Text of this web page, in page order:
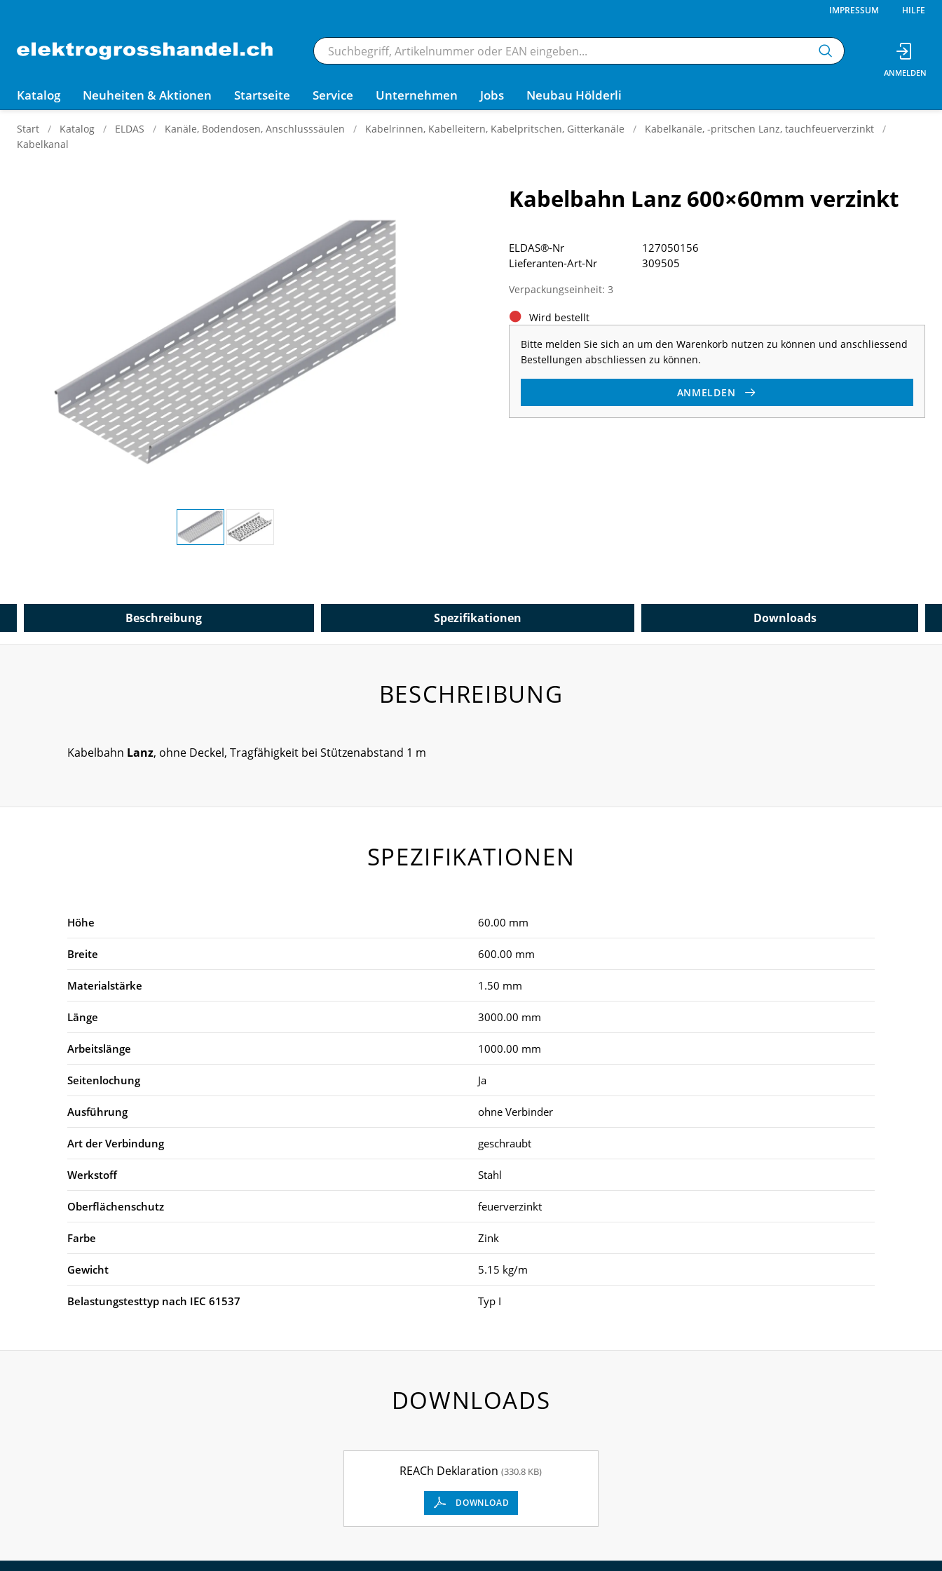
IMPRESSUM HILFE
Katalog Neuheiten & Aktionen Startseite Service Unternehmen Jobs Neubau Hölderli
Start Katalog ELDAS Kanäle, Bodendosen, Anschlusssäulen Kabelrinnen, Kabelleitern, Kabelpritschen, Gitterkanäle
Kabelkanäle, -pritschen Lanz, tauchfeuerverzinkt
Kabelkanal
Kabelbahn Lanz 600×60mm verzinkt
Verpackungseinheit: 3
Wird bestellt
Bitte melden Sie sich an um den Warenkorb nutzen zu können und anschliessend
Bestellungen abschliessen zu können.
ANMELDEN
ELDAS®-Nr
127050156
Lieferanten-Art-Nr
309505
Beschreibung Spezifikationen Downloads
BESCHREIBUNG
Kabelbahn Lanz, ohne Deckel, Tragfähigkeit bei Stützenabstand 1 m
SPEZIFIKATIONEN
Höhe 60.00 mm
Breite 600.00 mm
Materialstärke 1.50 mm
Länge 3000.00 mm
Arbeitslänge 1000.00 mm
Seitenlochung Ja
Ausführung ohne Verbinder
Art der Verbindung geschraubt
Werkstoff Stahl
Oberflächenschutz feuerverzinkt
Farbe Zink
Gewicht 5.15 kg/m
Belastungstesttyp nach IEC 61537 Typ I
DOWNLOADS
REACh Deklaration(330.8 KB)
DOWNLOAD